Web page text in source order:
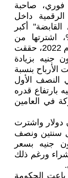
فوري، صاحبة
داخل
أكبر
فيها أيضًا بحصة تبلغ 12.23%، اشترتها من
الحكومة مقابل 55 مليون دولار تقريبًا. عام 2022، حققت
بقيمة 316.9 مليون جنيه بزيادة
وفي 2023 ارتفعت الأرباح بنسبة
وفي النصف الأول
592 مليون جنيه بارتفاع قدره
في العامين
قد دفعت 55 مليون دولار واشترت
سنتين ونصف
أرباح 198.6 مليون جنيه بسعر
ورغم ذلك
باعت الحكومة